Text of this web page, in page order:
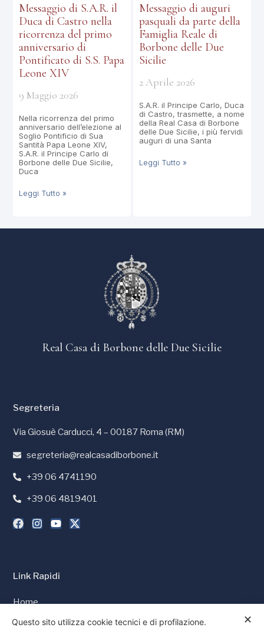
Messaggio di S.A.R. il
Duca di Castro nella
ricorrenza del primo
anniversario di
Pontificato di S.S. Papa
Leone XIV
9 Maggio 2026
Nella ricorrenza del primo
anniversario dell’elezione al
Soglio Pontificio di Sua
Santità Papa Leone XIV,
S.A.R. il Principe Carlo di
Borbone delle Due Sicilie,
Duca
Leggi Tutto »
Messaggio di auguri
pasquali da parte della
Famiglia Reale di
Borbone delle Due
Sicilie
2 Aprile 2026
S.A.R. il Principe Carlo, Duca
di Castro, trasmette, a nome
della Real Casa di Borbone
delle Due Sicilie, i più fervidi
auguri di una Santa
Leggi Tutto »
Real Casa di Borbone delle Due Sicilie
Link Rapidi
Home
Stampa e Media
Segreteria
Via Giosuè Carducci, 4 – 00187 Roma (RM)
segreteria@realcasadiborbone.it
+39 06 4741190
+39 06 4819401
✕
Questo sito utilizza cookie tecnici e di profilazione.